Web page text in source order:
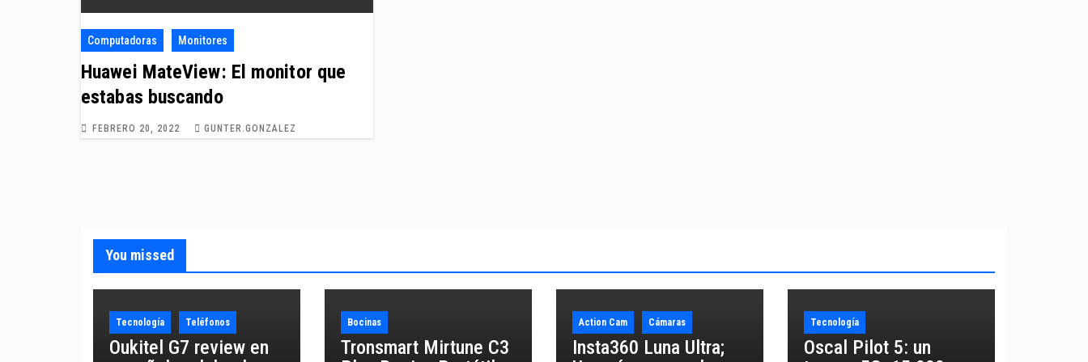
Computadoras Monitores
Huawei MateView: El monitor que
estabas buscando
FEBRERO 20, 2022 GUNTER.GONZALEZ
You missed
Tecnología Teléfonos
Oukitel G7 review en
Bocinas
Tronsmart Mirtune C3
Action Cam Cámaras
Insta360 Luna Ultra;
Tecnología
Oscal Pilot 5: un